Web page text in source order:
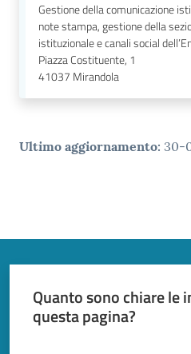
Gestione della comunicazione
note stampa, gestione della
istituzionale e canali social
Piazza Costituente, 1
41037 Mirandola
Ultimo aggiornamento: 30-
Quanto sono chiare le
questa pagina?